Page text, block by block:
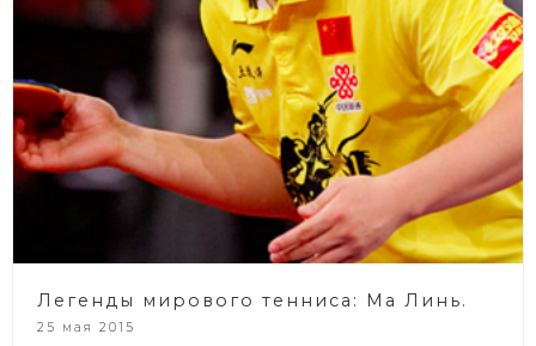
Легенды мирового тенниса: Ма Линь.
25 мая 2015